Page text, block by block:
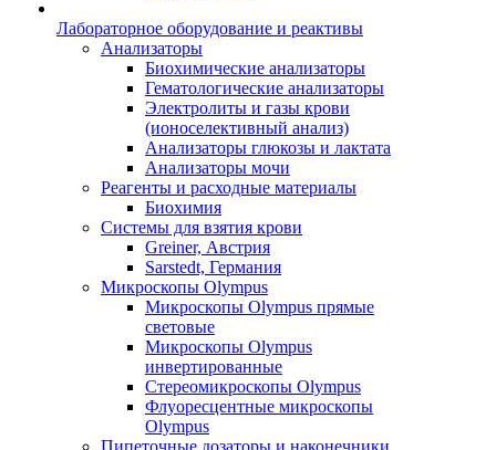
Лабораторное оборудование и реактивы
Анализаторы
Биохимические анализаторы
Гематологические анализаторы
Электролиты и газы крови
(ионоселективный анализ)
Анализаторы глюкозы и лактата
Анализаторы мочи
Реагенты и расходные материалы
Биохимия
Системы для взятия крови
Greiner, Австрия
Sarstedt, Германия
Микроскопы Olympus
Микроскопы Olympus прямые
световые
Микроскопы Olympus
инвертированные
Стереомикроскопы Olympus
Флуоресцентные микроскопы
Olympus